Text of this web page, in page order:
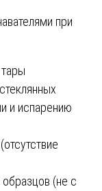
при
и испарению
(не с